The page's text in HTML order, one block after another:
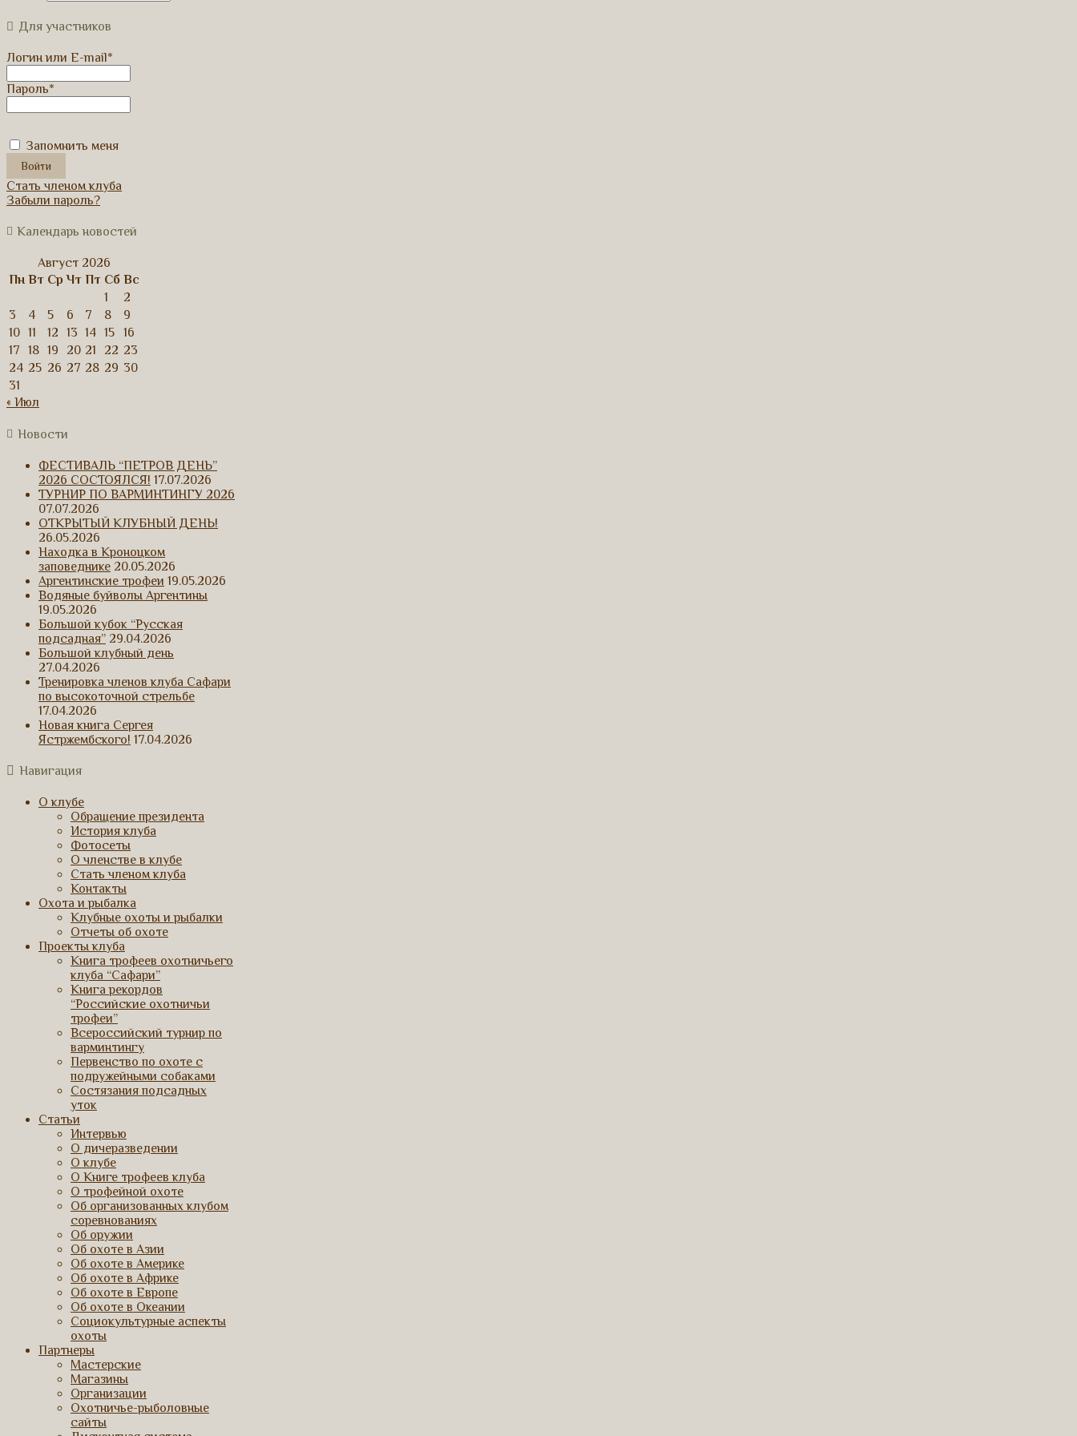
Для участников
Логин или E-mail*
Пароль*
Запомнить меня
Стать членом клуба
Забыли пароль?
Календарь новостей
Август 2026
Пн Вт Ср Чт Пт Сб Вс
1
2
3
4 5 6 7 8
9
10 11 12 13 14 15
16
17
18 19 20 21 22 23
24 25 26 27 28 29 30
31
« Июл
Новости
ФЕСТИВАЛЬ “ПЕТРОВ ДЕНЬ”
2026 СОСТОЯЛСЯ! 17.07.2026
ТУРНИР ПО ВАРМИНТИНГУ 2026
07.07.2026
ОТКРЫТЫЙ КЛУБНЫЙ ДЕНЬ!
26.05.2026
Находка в Кроноцком
заповеднике 20.05.2026
Аргентинские трофеи 19.05.2026
Водяные буйволы Аргентины
19.05.2026
Большой кубок “Русская
подсадная” 29.04.2026
Большой клубный день
27.04.2026
Тренировка членов клуба Сафари
по высокоточной стрельбе
17.04.2026
Новая книга Сергея
Ястржембского! 17.04.2026
Навигация
О клубе
Обращение президента
История клуба
Фотосеты
О членстве в клубе
Стать членом клуба
Контакты
Охота и рыбалка
Клубные охоты и рыбалки
Отчеты об охоте
Проекты клуба
Книга трофеев охотничьего
клуба “Сафари”
Книга рекордов
“Российские охотничьи
трофеи”
Всероссийский турнир по
варминтингу
Первенство по охоте с
подружейными собаками
Состязания подсадных
уток
Статьи
Интервью
О дичеразведении
О клубе
О Книге трофеев клуба
О трофейной охоте
Об организованных клубом
соревнованиях
Об оружии
Об охоте в Азии
Об охоте в Америке
Об охоте в Африке
Об охоте в Европе
Об охоте в Океании
Социокультурные аспекты
охоты
Партнеры
Мастерские
Магазины
Организации
Охотничье-рыболовные
сайты